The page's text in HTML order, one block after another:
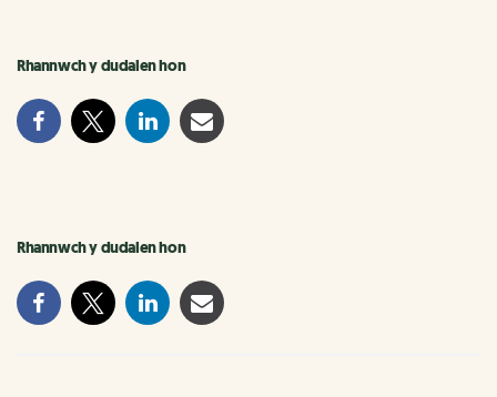
Rhannwch y dudalen hon
Rhannwch y dudalen hon